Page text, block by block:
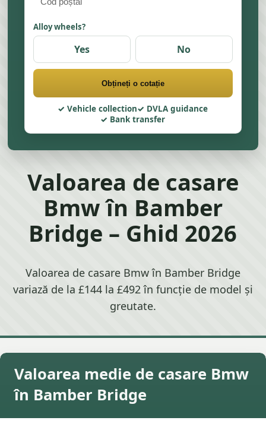
Alloy wheels?
Yes No
Obțineți o cotație
Vehicle collection
DVLA guidance
Bank transfer
Valoarea de casare
Bmw în Bamber
Bridge – Ghid 2026
Valoarea de casare Bmw în Bamber Bridge
variază de la £144 la £492 în funcție de model și
greutate.
Valoarea medie de casare Bmw
în Bamber Bridge